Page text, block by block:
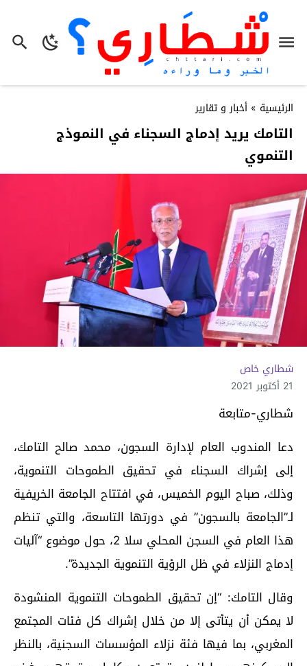
الرئيسية » أخبار و تقارير
التامك يريد إدماج السجناء في النموذج
التنموي
شطاري خاص
21 أكتوبر 2021
شطاري-متابعة
دعا المندوب العام لإدارة السجون، محمد صالح التامك،
إلى إشراك السجناء في تحقيق الطموحات التنموية،
وذلك، صباح اليوم الخميس، في افتتاح الجامعة الخريفية
لـ”الجامعة بالسجون” في دورتها التاسعة، والتي تنظم
هذا العام في السجن المحلي سلا 2، حول موضوع “آليات
إدماج النزلاء في ظل الرؤية التنموية الجديدة”.
وقال التامك: “إن تحقيق الطموحات التنموية المنشودة
لا يمكن أن يتأتى إلا من خلال إشراك كل فئات المجتمع
المغربي، بما فيها فئة نزلاء المؤسسات السجنية، بالنظر